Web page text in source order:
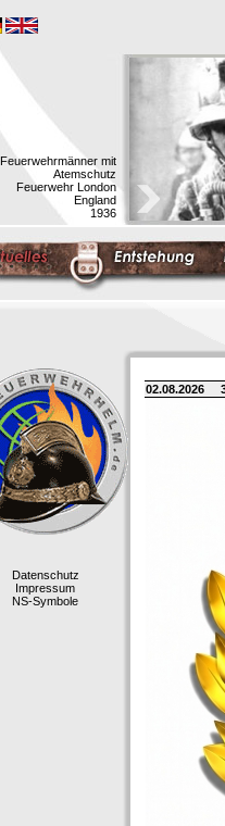
Feuerwehrmänner mit
Atemschutz
Feuerwehr London
England
1936
Datenschutz
Impressum
NS-Symbole
02.08.2026